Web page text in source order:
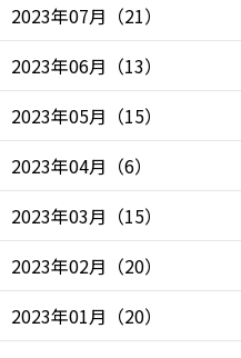
2023年07月 （21）
2023年06月 （13）
2023年05月 （15）
2023年04月 （6）
2023年03月 （15）
2023年02月 （20）
2023年01月 （20）